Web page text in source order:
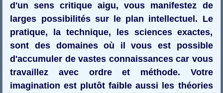
d'un sens critique aigu, vous manifestez de
larges possibilités sur le plan intellectuel. Le
pratique, la technique, les sciences exactes,
sont des domaines où il vous est possible
d'accumuler de vastes connaissances car vous
travaillez avec ordre et méthode. Votre
imagination est plutôt faible aussi les théories